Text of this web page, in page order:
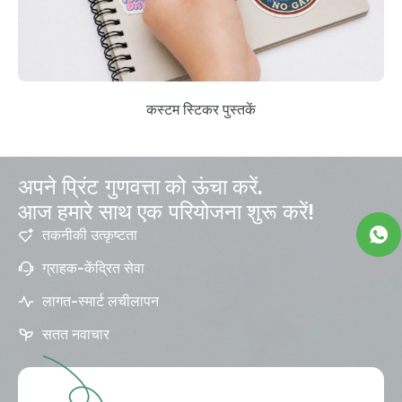
कस्टम स्टिकर पुस्तकें
अपने प्रिंट गुणवत्ता को ऊंचा करें.
आज हमारे साथ एक परियोजना शुरू करें!
तकनीकी उत्कृष्टता
ग्राहक-केंद्रित सेवा
लागत-स्मार्ट लचीलापन
सतत नवाचार